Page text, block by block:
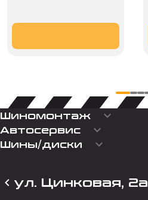
Шиномонтаж keyboard_arrow_down
Автосервис keyboard_arrow_down
Шины/диски keyboard_arrow_down
ул. Цинковая, 2а